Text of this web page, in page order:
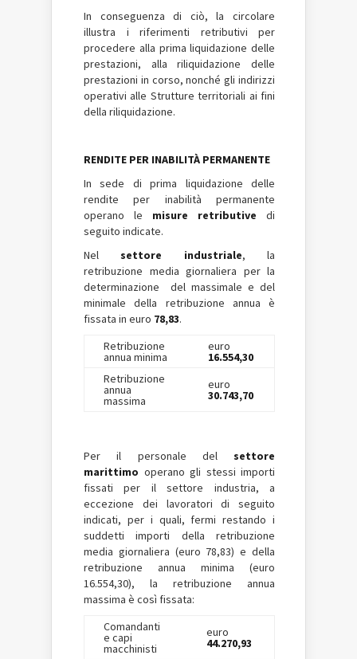
In conseguenza di ciò, la circolare
illustra i riferimenti retributivi per
procedere alla prima liquidazione delle
prestazioni, alla riliquidazione delle
prestazioni in corso, nonché gli indirizzi
operativi alle Strutture territoriali ai fini
della riliquidazione.
RENDITE PER INABILITÀ PERMANENTE
In sede di prima liquidazione delle
rendite per inabilità permanente
operano le misure retributive di
seguito indicate.
Nel settore industriale, la
retribuzione media giornaliera per la
determinazione del massimale e del
minimale della retribuzione annua è
fissata in euro 78,83.
Retribuzione
annua minima
euro
16.554,30
Retribuzione
annua
massima
euro
30.743,70
Per il personale del settore
marittimo operano gli stessi importi
fissati per il settore industria, a
eccezione dei lavoratori di seguito
indicati, per i quali, fermi restando i
suddetti importi della retribuzione
media giornaliera (euro 78,83) e della
retribuzione annua minima (euro
16.554,30), la retribuzione annua
massima è così fissata:
Comandanti
e capi
macchinisti
euro
44.270,93